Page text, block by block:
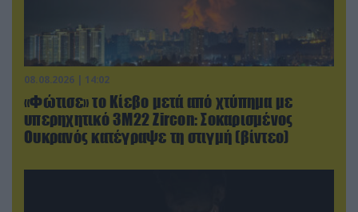
08.08.2026 | 14:02
«Φώτισε» το Κίεβο μετά από χτύπημα με
υπερηχητικό 3M22 Zircon: Σοκαρισμένος
Ουκρανός κατέγραψε τη στιγμή (βίντεο)